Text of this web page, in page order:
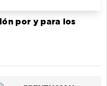
por y para los